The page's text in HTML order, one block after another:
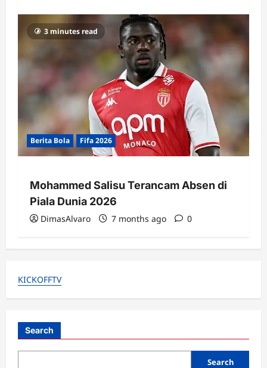
3 minutes read
Berita Bola Fifa 2026
Mohammed Salisu Terancam Absen di
Piala Dunia 2026
DimasAlvaro 7 months ago 0
KICKOFFTV
Search
Search